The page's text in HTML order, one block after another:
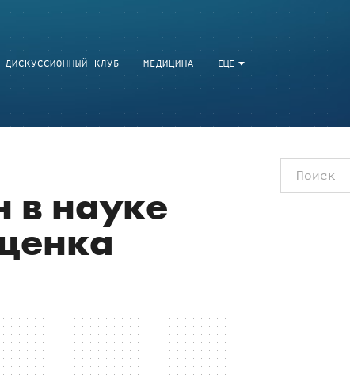
ЕЩЁ
ДИСКУССИОННЫЙ КЛУБ МЕДИЦИНА
в науке